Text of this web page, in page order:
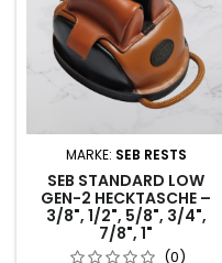
MARKE: SEB RESTS
SEB STANDARD LOW
GEN-2 HECKTASCHE –
3/8", 1/2", 5/8", 3/4",
7/8", 1"
(0)